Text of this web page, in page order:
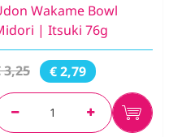
Wakame Bowl
| Itsuki 76g
3,25 € 2,79